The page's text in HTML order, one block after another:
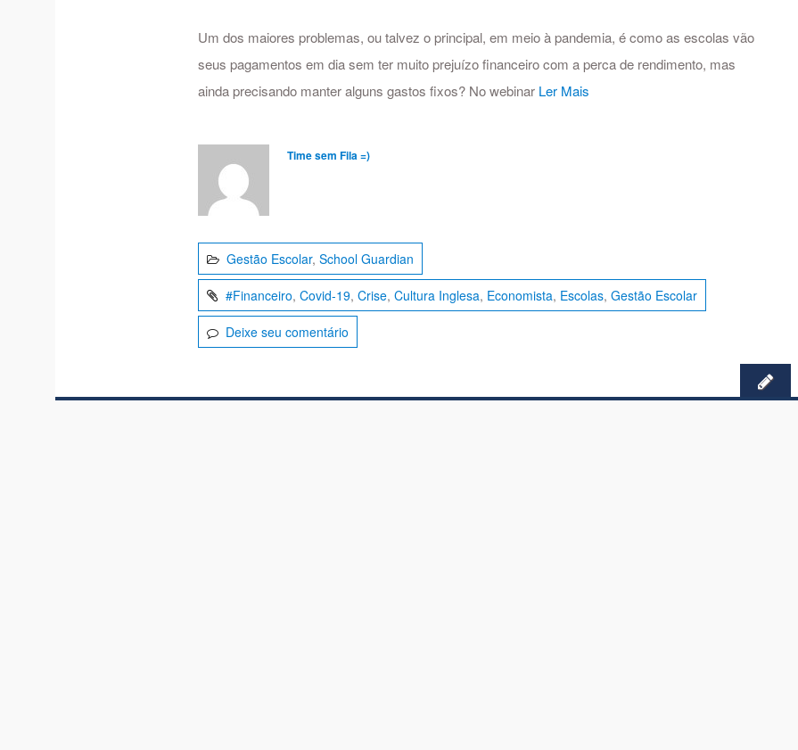
Um dos maiores problemas, ou talvez o principal, em meio à pandemia, é como as escolas vão
seus pagamentos em dia sem ter muito prejuízo financeiro com a perca de rendimento, mas
ainda precisando manter alguns gastos fixos? No webinar Ler Mais
Time sem Fila =)
Gestão Escolar, School Guardian
#Financeiro, Covid-19, Crise, Cultura Inglesa, Economista, Escolas, Gestão Escolar
Deixe seu comentário